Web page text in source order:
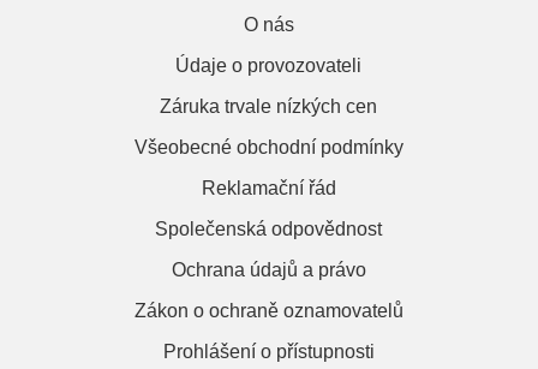
O nás
Údaje o provozovateli
Záruka trvale nízkých cen
Všeobecné obchodní podmínky
Reklamační řád
Společenská odpovědnost
Ochrana údajů a právo
Zákon o ochraně oznamovatelů
Prohlášení o přístupnosti